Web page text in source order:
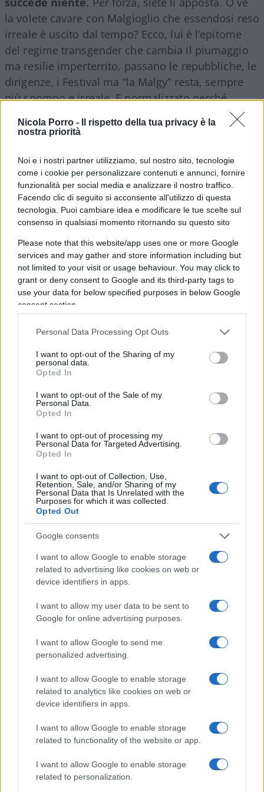
Nicola Porro -
Il rispetto della tua privacy è la
nostra priorità
Noi e i nostri partner utilizziamo, sul nostro sito, tecnologie
come i cookie per personalizzare contenuti e annunci, fornire
funzionalità per social media e analizzare il nostro traffico.
Facendo clic di seguito si acconsente all'utilizzo di questa
tecnologia. Puoi cambiare idea e modificare le tue scelte sul
consenso in qualsiasi momento ritornando su questo sito
Please note that this website/app uses one or more Google
services and may gather and store information including but
not limited to your visit or usage behaviour. You may click to
grant or deny consent to Google and its third-party tags to
use your data for below specified purposes in below Google
consent section.
Personal Data Processing Opt Outs
I want to opt-out of the Sharing of my
personal data.
Opted In
I want to opt-out of the Sale of my
Personal Data.
Opted In
I want to opt-out of processing my
Personal Data for Targeted Advertising.
Opted In
I want to opt-out of Collection, Use,
Retention, Sale, and/or Sharing of my
Personal Data that Is Unrelated with the
Purposes for which it was collected.
Opted Out
Google consents
I want to allow Google to enable storage
related to advertising like cookies on web or
device identifiers in apps.
I want to allow my user data to be sent to
Google for online advertising purposes.
I want to allow Google to send me
personalized advertising.
I want to allow Google to enable storage
related to analytics like cookies on web or
device identifiers in apps.
I want to allow Google to enable storage
related to functionality of the website or app.
I want to allow Google to enable storage
related to personalization.
la volete cavare con Malgioglio che essendosi reso
irreale è uscito dal tempo? Ecco, lui è l’epitome
del regime transgender che cambia il piumaggio
ma resilie imperterrito, passano le repubbliche, le
dirigenze, i Festival ma “la Malgy” resta, sempre
più spompo e irreale. E normalizzato perché
ormai i cartoni animati sono la regola. Dicono
abbia dietro la destra nazionale dai tempi di Fini,
stagionata risulta il più digeribile se non digestivo.
Ma, allora, compagni, arrivano o no i segreti di cui
parlare?
Quelli veri assolutamente no, da tener chiusi nel
sancta sanctorumdelle vergogne. Qui siamo tutti
amici che vuol dire nessuno è qui per caso, tutti
col loro bravo sponsor di grana politica, anche le
misconosciute fagiolone in pigiama che un tempo
Elodie non voterebbe Meloni manco monca! Ma
sì, abbiamo capito, siamo tutti amici, tutti
antifascisti per dire educati, sportivi, stasera tocca
a La9 che presta Frassica, parliamo di cose di
nostro modo siamo inclusivi, e allora? Allora
l’unico scandalo è la tinta di Conti, è dar da
cantare Lucio Dalla a quello scappato di casa dei
Maneskin, allora si muore di noia, non è
successo niente, non succede niente, ma vedrete,
qualcosa si troverà, si dovrà trovare. Se no sono
guai! Non ci si può mica accontentare
dell’erotismo stanco e vagamente lercio, da
amplesso in cucina, della subconduttrice
scollacciata che dice al facsimile Gastone di
Petrolini ti scoperei e l’altro la guarda maliardo, il
mio numero lo sai.
Perché non c’è altro: al secondo passaggio è
smentita dei cantanti daMichielina Michlein:
Mama. Quando va bene modelle, indossatori e si
capisce: il canto è solo la scusa, questi dalla
bellezza dell’asino debbono far girare i soldi con
l’estetica dei calendari, della pubblicità. Stasera ci
sono gli scappati dall’asilo che vanno dal circense
al bimbominkia piddino, due insaccate chiedono a